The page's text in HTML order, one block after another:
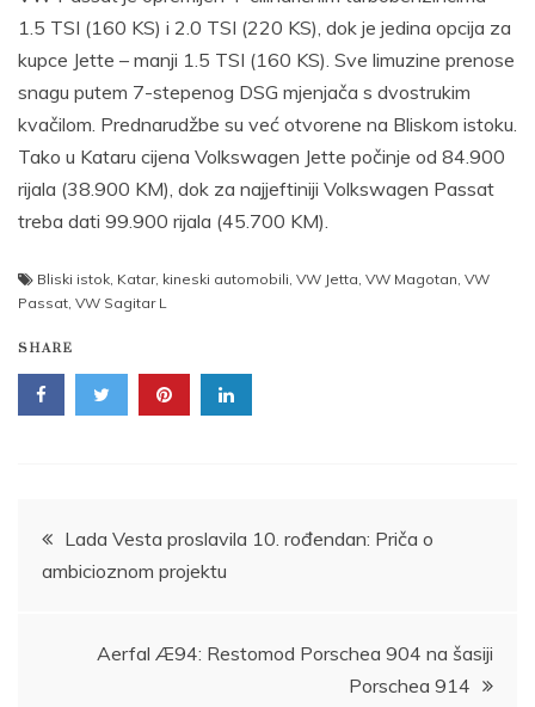
1.5 TSI (160 KS) i 2.0 TSI (220 KS), dok je jedina opcija za
kupce Jette – manji 1.5 TSI (160 KS). Sve limuzine prenose
snagu putem 7-stepenog DSG mjenjača s dvostrukim
kvačilom. Prednarudžbe su već otvorene na Bliskom istoku.
Tako u Kataru cijena Volkswagen Jette počinje od 84.900
rijala (38.900 KM), dok za najjeftiniji Volkswagen Passat
treba dati 99.900 rijala (45.700 KM).
Bliski istok, Katar, kineski automobili, VW Jetta, VW Magotan, VW
Passat, VW Sagitar L
SHARE
Post
navigation
Lada Vesta proslavila 10. rođendan: Priča o
ambicioznom projektu
Aerfal Æ94: Restomod Porschea 904 na šasiji
Porschea 914